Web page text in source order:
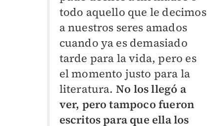
todo aquello que le decimos
a nuestros seres amados
cuando ya es demasiado
tarde para la vida, pero es
el momento justo para la
literatura. No los llegó a
ver, pero tampoco fueron
escritos para que ella los